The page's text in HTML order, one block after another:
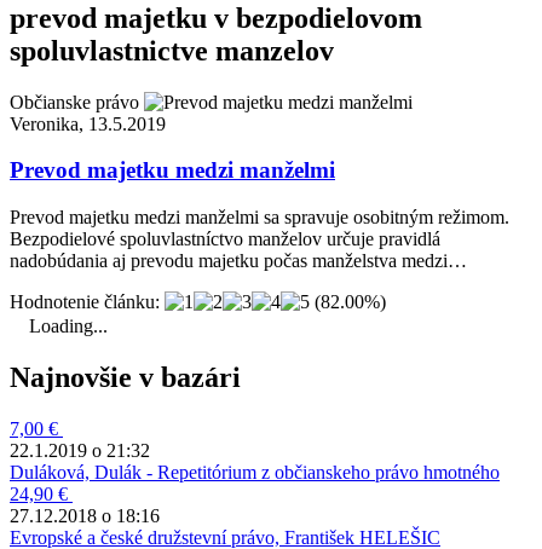
prevod majetku v bezpodielovom
spoluvlastnictve manzelov
Občianske právo
Veronika, 13.5.2019
Prevod majetku medzi manželmi
Prevod majetku medzi manželmi sa spravuje osobitným režimom.
Bezpodielové spoluvlastníctvo manželov určuje pravidlá
nadobúdania aj prevodu majetku počas manželstva medzi…
Hodnotenie článku:
(82.00%)
Loading...
Najnovšie v bazári
7,00 €
22.1.2019 o 21:32
Duláková, Dulák - Repetitórium z občianskeho právo hmotného
24,90 €
27.12.2018 o 18:16
Evropské a české družstevní právo, František HELEŠIC